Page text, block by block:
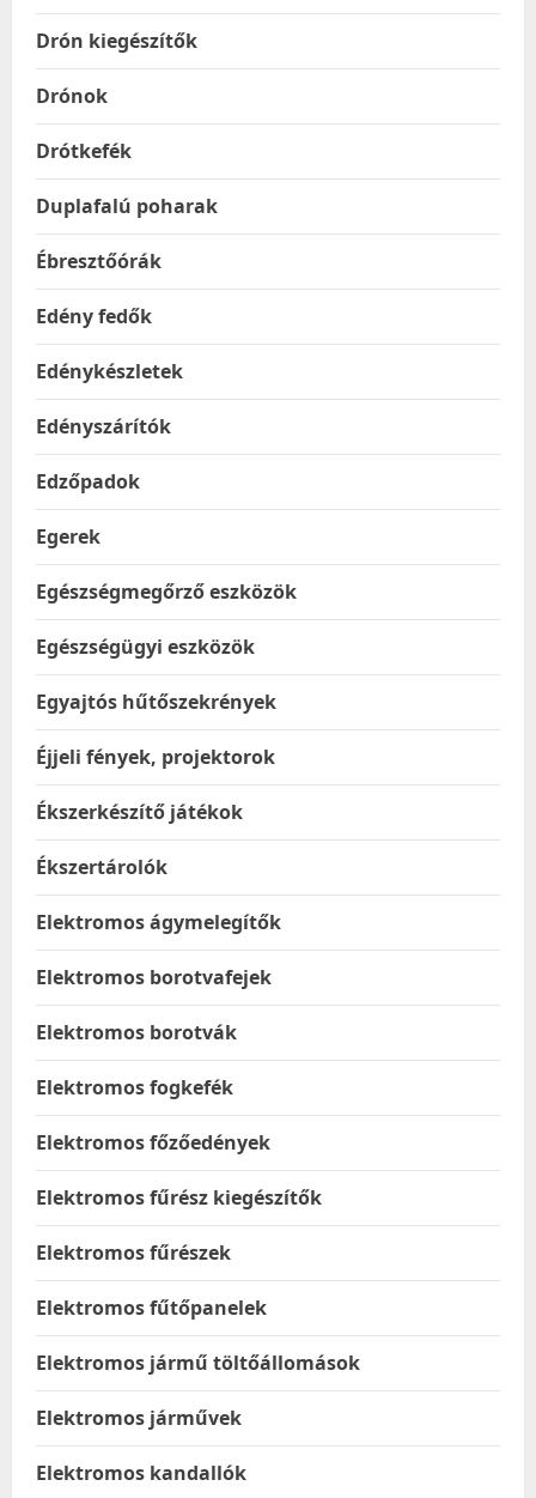
Drón kiegészítők
Drónok
Drótkefék
Duplafalú poharak
Ébresztőórák
Edény fedők
Edénykészletek
Edényszárítók
Edzőpadok
Egerek
Egészségmegőrző eszközök
Egészségügyi eszközök
Egyajtós hűtőszekrények
Éjjeli fények, projektorok
Ékszerkészítő játékok
Ékszertárolók
Elektromos ágymelegítők
Elektromos borotvafejek
Elektromos borotvák
Elektromos fogkefék
Elektromos főzőedények
Elektromos fűrész kiegészítők
Elektromos fűrészek
Elektromos fűtőpanelek
Elektromos jármű töltőállomások
Elektromos járművek
Elektromos kandallók